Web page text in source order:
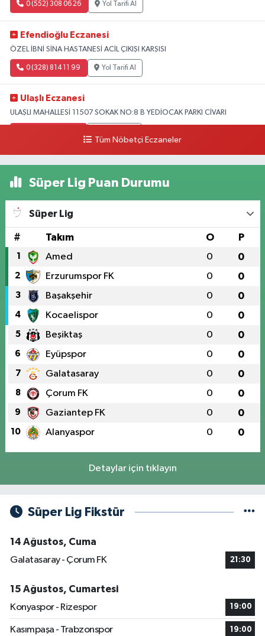
0 (552) 308 06 26 Yol Tarifi Al
Efendioğlu Eczanesi
ÖZEL İBNİ SİNA HASTANESİ ACİL ÇIKIŞI KARŞISI
0 (328) 814 11 99 Yol Tarifi Al
Ulaşlı Eczanesi
ULAŞLI MAHALLESİ 11507 SOKAK NO:8 B YEDİOCAK PARKI CİVARI
Tüm Nöbetçi Eczaneler
Süper Lig Puan Durumu
Süper Lig
# Takım O P
1 Amed 0 0
2 Erzurumspor FK 0 0
3 Başakşehir 0 0
4 Kocaelispor 0 0
5 Beşiktaş 0 0
6 Eyüpspor 0 0
7 Galatasaray 0 0
8 Çorum FK 0 0
9 Gaziantep FK 0 0
10 Alanyaspor 0 0
Detaylar için tıklayın
Süper Lig Fikstür
14 Ağustos, Cuma
Galatasaray - Çorum FK
21:30
15 Ağustos, Cumartesi
Konyaspor - Rizespor
19:00
Kasımpaşa - Trabzonspor 19:00